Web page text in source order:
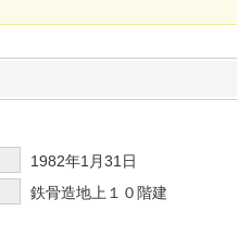
1982年1月31日
鉄骨造地上１０階建